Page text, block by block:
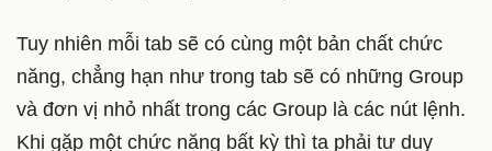
Tuy nhiên mỗi tab sẽ có cùng một bản chất chức
năng, chẳng hạn như trong tab sẽ có những Group
và đơn vị nhỏ nhất trong các Group là các nút lệnh.
Khi gặp một chức năng bất kỳ thì ta phải tư duy